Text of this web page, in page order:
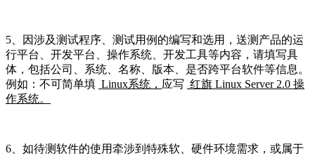
5、因涉及测试程序、测试用例的编写和选用，送测产品的运
行平台、开发平台、操作系统、开发工具等内容，请填写具
体，包括公司、系统、名称、版本、是否跨平台软件等信息。
例如：不可简单填 Linux系统， 应写 红旗 Linux Server 2.0 操
作系统。
6、如待测软件的使用牵涉到特殊软、硬件环境需求，或属于